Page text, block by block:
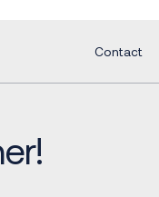
Contact